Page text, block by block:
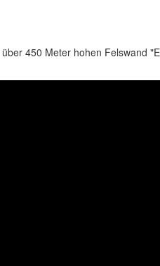
450 Meter hohen Felswand